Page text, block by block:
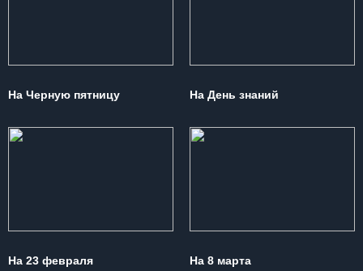
На Черную пятницу На День знаний
На 23 февраля На 8 марта